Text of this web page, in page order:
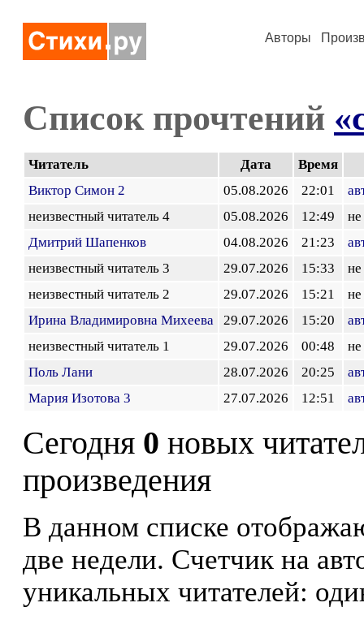
Авторы
Список прочтений
Читатель Дата
Время
Виктор Симон 2
05.08.2026 22:01
неизвестный читатель 4
05.08.2026 12:49
Дмитрий Шапенков
04.08.2026 21:23
неизвестный читатель 3
29.07.2026 15:33
неизвестный читатель 2
29.07.2026 15:21
Ирина Владимировна Михеева
29.07.2026 15:20
неизвестный читатель 1
29.07.2026 00:48
Поль Лани
28.07.2026 20:25
Мария Изотова 3
27.07.2026 12:51
Сегодня 0 новых
произведения
В данном списке
две недели. Счетчик на
уникальных читателей: